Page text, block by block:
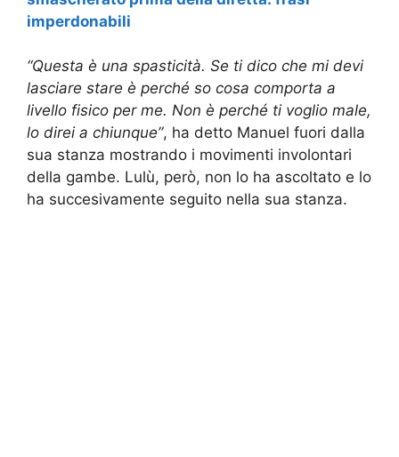
imperdonabili
“Questa è una spasticità. Se ti dico che mi devi
lasciare stare è perché so cosa comporta a
livello fisico per me. Non è perché ti voglio male,
lo direi a chiunque”, ha detto Manuel fuori dalla
sua stanza mostrando i movimenti involontari
della gambe. Lulù, però, non lo ha ascoltato e lo
ha succesivamente seguito nella sua stanza.